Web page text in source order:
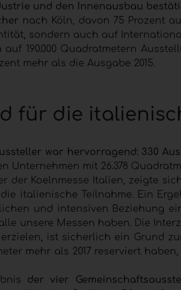
und den Innenausbau
nach Köln, davon 75 Prozent
sondern auch auf
auf 190.000 Quadratmetern
mehr als die Ausgabe 2015.
für die
war hervorragend: 330
Unternehmen mit 26.378
der Koelnmesse Italien, zeigte
italienische Teilnahme. Ein
und intensiven Beziehung
unsere Messen haben. Die
ist sicherlich ein Grund
mehr als 2017 reserviert
der vier